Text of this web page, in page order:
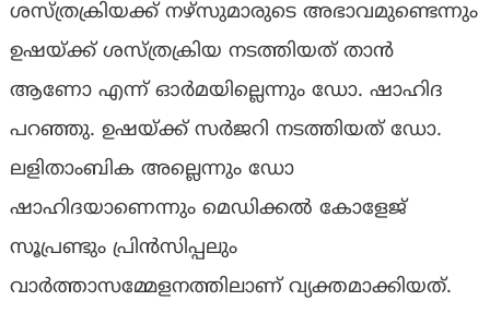
ശസ്ത്രക്രിയക്ക് നഴ്സുമാരുടെ അഭാവമുണ്ടെന്നും
ഉഷയ്ക്ക് ശസ്ത്രക്രിയ നടത്തിയത് താൻ
ആണോ എന്ന് ഓർമയില്ലെന്നും ഡോ. ഷാഹിദ
പറഞ്ഞു. ഉഷയ്ക്ക് സർജറി നടത്തിയത് ഡോ.
ലളിതാംബിക അല്ലെന്നും ഡോ
ഷാഹിദയാണെന്നും മെഡിക്കൽ കോളേജ്
സൂപ്രണ്ടും പ്രിൻസിപ്പലും
വാർത്താസമ്മേളനത്തിലാണ് വ്യക്തമാക്കിയത്.